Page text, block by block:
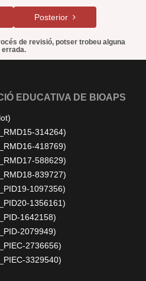
Posterior
de revisió, potser trobeu alguna
errada.
EDUCATIVA DE BIOAPS
314264)
418769)
588629)
839727)
1097356)
1356161)
1642158)
2079949)
2736656)
3329540)